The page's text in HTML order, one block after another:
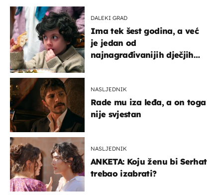
DALEKI GRAD
Ima tek šest godina, a već
je jedan od
najnagrađivanijih dječjih
NASLJEDNIK
Rade mu iza leđa, a on toga
nije svjestan
NASLJEDNIK
ANKETA: Koju ženu bi Serhat
trebao izabrati?